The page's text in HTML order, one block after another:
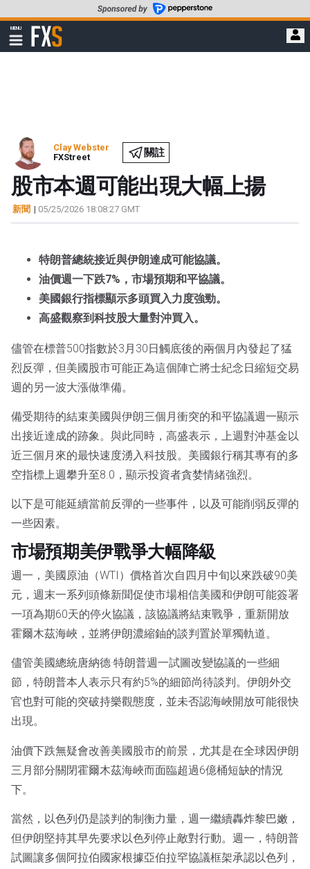
至
要
MENU
顯
示
FXStreet
Clay Webster
FXStreet
關註
股市本週可能出現大幅上揚
新聞 | 05/25/2026 18:08:27 GMT
特朗普總統接近與伊朗達成可能協議。
油價週一下跌7%，市場預期和平協議。
美國銀行指標顯示多頭買入力度強勁。
高盛觀察到科技股大量對沖買入。
儘管在標普500指數於3月30日觸底後的兩個月內發起了猛
烈反彈，但美國股市可能正為這個陣亡將士紀念日縮短交易
週的另一波大漲做準備。
備受期待的結束美國與伊朗三個月衝突的和平協議週一顯示
出接近達成的跡象。與此同時，高盛表示，上週對沖基金以
近三個月來的最快速度湧入科技股。美國銀行稱其專有的多
空指標上週攀升至8.0，顯示投資者貪婪情緒強烈。
以下是可能延續當前反彈的一些事件，以及可能削弱反彈的
一些因素。
市場預期美伊戰爭大幅降級
週一，美國原油（WTI）價格首次自四月中旬以來跌破90美
元，週末一系列頭條新聞促使市場相信美國和伊朗可能簽署
一項為期60天的停火協議，該協議將結束戰爭，重新開放
霍爾木茲海峽，並將伊朗濃縮鈾的談判置於單獨軌道。
儘管美國總統唐納德·特朗普週一試圖改變協議的一些細
節，特朗普本人表示只有約5%的細節尚待談判。伊朗外交
官也對可能的突破持樂觀態度，並未否認海峽開放可能很快
出現。
油價下跌無疑會改善美國股市的前景，尤其是在全球因伊朗
三月部分關閉霍爾木茲海峽而面臨超過6億桶短缺的情況
下。
當然，以色列仍是談判的制衡力量，週一繼續轟炸黎巴嫩，
但伊朗堅持其早先要求以色列停止敵對行動。週一，特朗普
試圖讓多個阿拉伯國家根據亞伯拉罕協議框架承認以色列，